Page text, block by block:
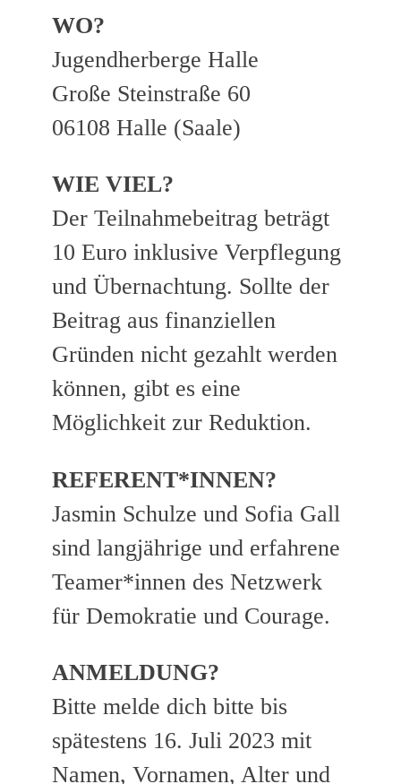
WO?
Jugendherberge Halle
Große Steinstraße 60
06108 Halle (Saale)
WIE VIEL?
Der Teilnahmebeitrag beträgt
10 Euro inklusive Verpflegung
und Übernachtung. Sollte der
Beitrag aus finanziellen
Gründen nicht gezahlt werden
können, gibt es eine
Möglichkeit zur Reduktion.
REFERENT*INNEN?
Jasmin Schulze und Sofia Gall
sind langjährige und erfahrene
Teamer*innen des Netzwerk
für Demokratie und Courage.
ANMELDUNG?
Bitte melde dich bitte bis
spätestens 16. Juli 2023 mit
Namen, Vornamen, Alter und